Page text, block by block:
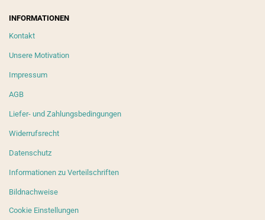
INFORMATIONEN
Kontakt
Unsere Motivation
Impressum
AGB
Liefer- und Zahlungsbedingungen
Widerrufsrecht
Datenschutz
Informationen zu Verteilschriften
Bildnachweise
Cookie Einstellungen